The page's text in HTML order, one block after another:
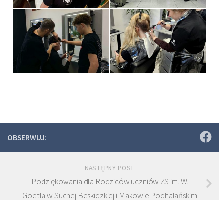
OBSERWUJ:
NASTĘPNY POST
Podziękowania dla Rodziców uczniów ZS im. W.
Goetla w Suchej Beskidzkiej i Makowie Podhalańskim